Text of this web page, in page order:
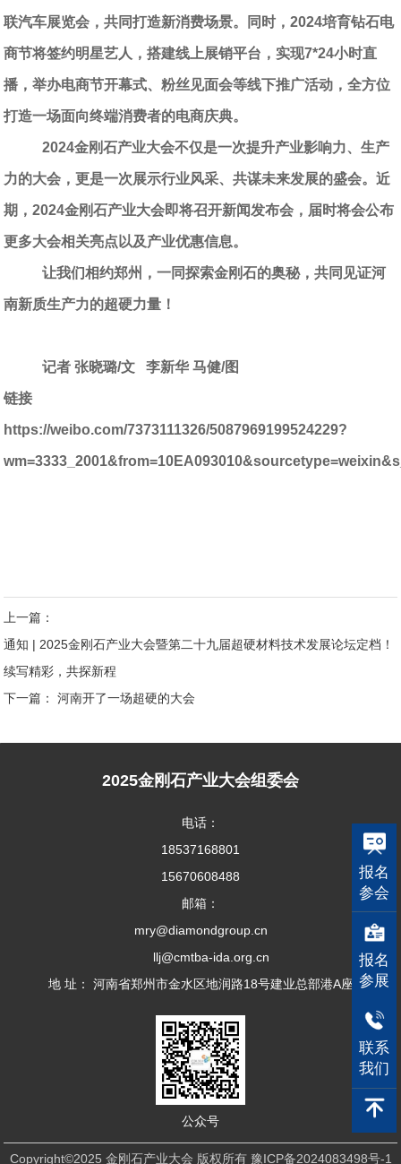
报名
参会
报名
参展
联系
我们
联汽车展览会，共同打造新消费场景。同时，2024培育钻石电
商节将签约明星艺人，搭建线上展销平台，实现7*24小时直
播，举办电商节开幕式、粉丝见面会等线下推广活动，全方位
打造一场面向终端消费者的电商庆典。
2024金刚石产业大会不仅是一次提升产业影响力、生产
力的大会，更是一次展示行业风采、共谋未来发展的盛会。近
期，2024金刚石产业大会即将召开新闻发布会，届时将会公布
更多大会相关亮点以及产业优惠信息。
让我们相约郑州，一同探索金刚石的奥秘，共同见证河
南新质生产力的超硬力量！
记者 张晓璐/文 李新华 马健/图
链接
https://weibo.com/7373111326/5087969199524229?
上一篇：
通知 | 2025金刚石产业大会暨第二十九届超硬材料技术发展论坛定档！
续写精彩，共探新程
下一篇：河南开了一场超硬的大会
2025金刚石产业大会组委会
电话：
18537168801
15670608488
邮箱：
mry@diamondgroup.cn
llj@cmtba-ida.org.cn
地 址： 河南省郑州市金水区地润路18号建业总部港A座
公众号
Copyright©2025 金刚石产业大会 版权所有 豫ICP备2024083498号-1